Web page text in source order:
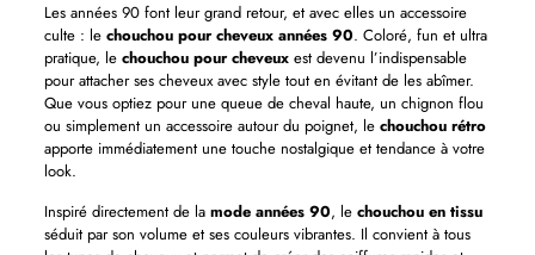
Les années 90 font leur grand retour, et avec elles un accessoire
culte : le chouchou pour cheveux années 90. Coloré, fun et ultra
pratique, le chouchou pour cheveuxest devenu l’indispensable
pour attacher ses cheveux avec style tout en évitant de les abîmer.
Que vous optiez pour une queue de cheval haute, un chignon flou
ou simplement un accessoire autour du poignet, le chouchou rétro
apporte immédiatement une touche nostalgique et tendance à votre
look.
Inspiré directement de la mode années 90, le chouchou en tissu
séduit par son volume et ses couleurs vibrantes. Il convient à tous